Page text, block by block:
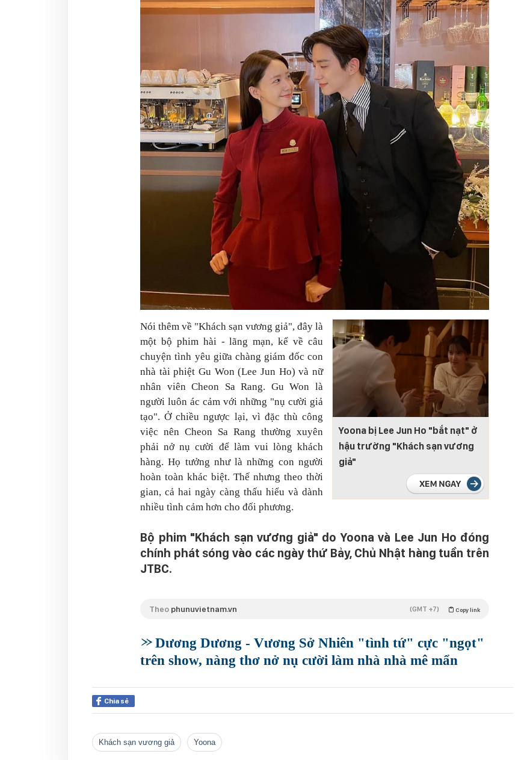
Yoona bị Lee Jun Ho "bắt nạt" ở
hậu trường "Khách sạn vương
giả"
Nói thêm về "Khách sạn vương giả", đây là
một bộ phim hài - lãng mạn, kể về câu
chuyện tình yêu giữa chàng giám đốc con
nhà tài phiệt Gu Won (Lee Jun Ho) và nữ
nhân viên Cheon Sa Rang. Gu Won là
người luôn ác cảm với những "nụ cười giả
tạo". Ở chiều ngược lại, vì đặc thù công
việc nên Cheon Sa Rang thường xuyên
phải nở nụ cười để làm vui lòng khách
hàng. Họ tưởng như là những con người
hoàn toàn khác biệt. Thế nhưng theo thời
gian, cả hai ngày càng thấu hiểu và dành
nhiều tình cảm hơn cho đối phương.
Bộ phim "Khách sạn vương giả" do Yoona và Lee Jun Ho đóng
chính phát sóng vào các ngày thứ Bảy, Chủ Nhật hàng tuần trên
JTBC.
Theo phunuvietnam.vn Copy link
(GMT +7)
Dương Dương - Vương Sở Nhiên "tình tứ" cực "ngọt"
trên show, nàng thơ nở nụ cười làm nhà nhà mê mẩn
Chia sẻ
Khách sạn vương giả Yoona